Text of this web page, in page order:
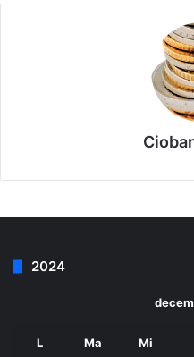
2024
L Ma Mi